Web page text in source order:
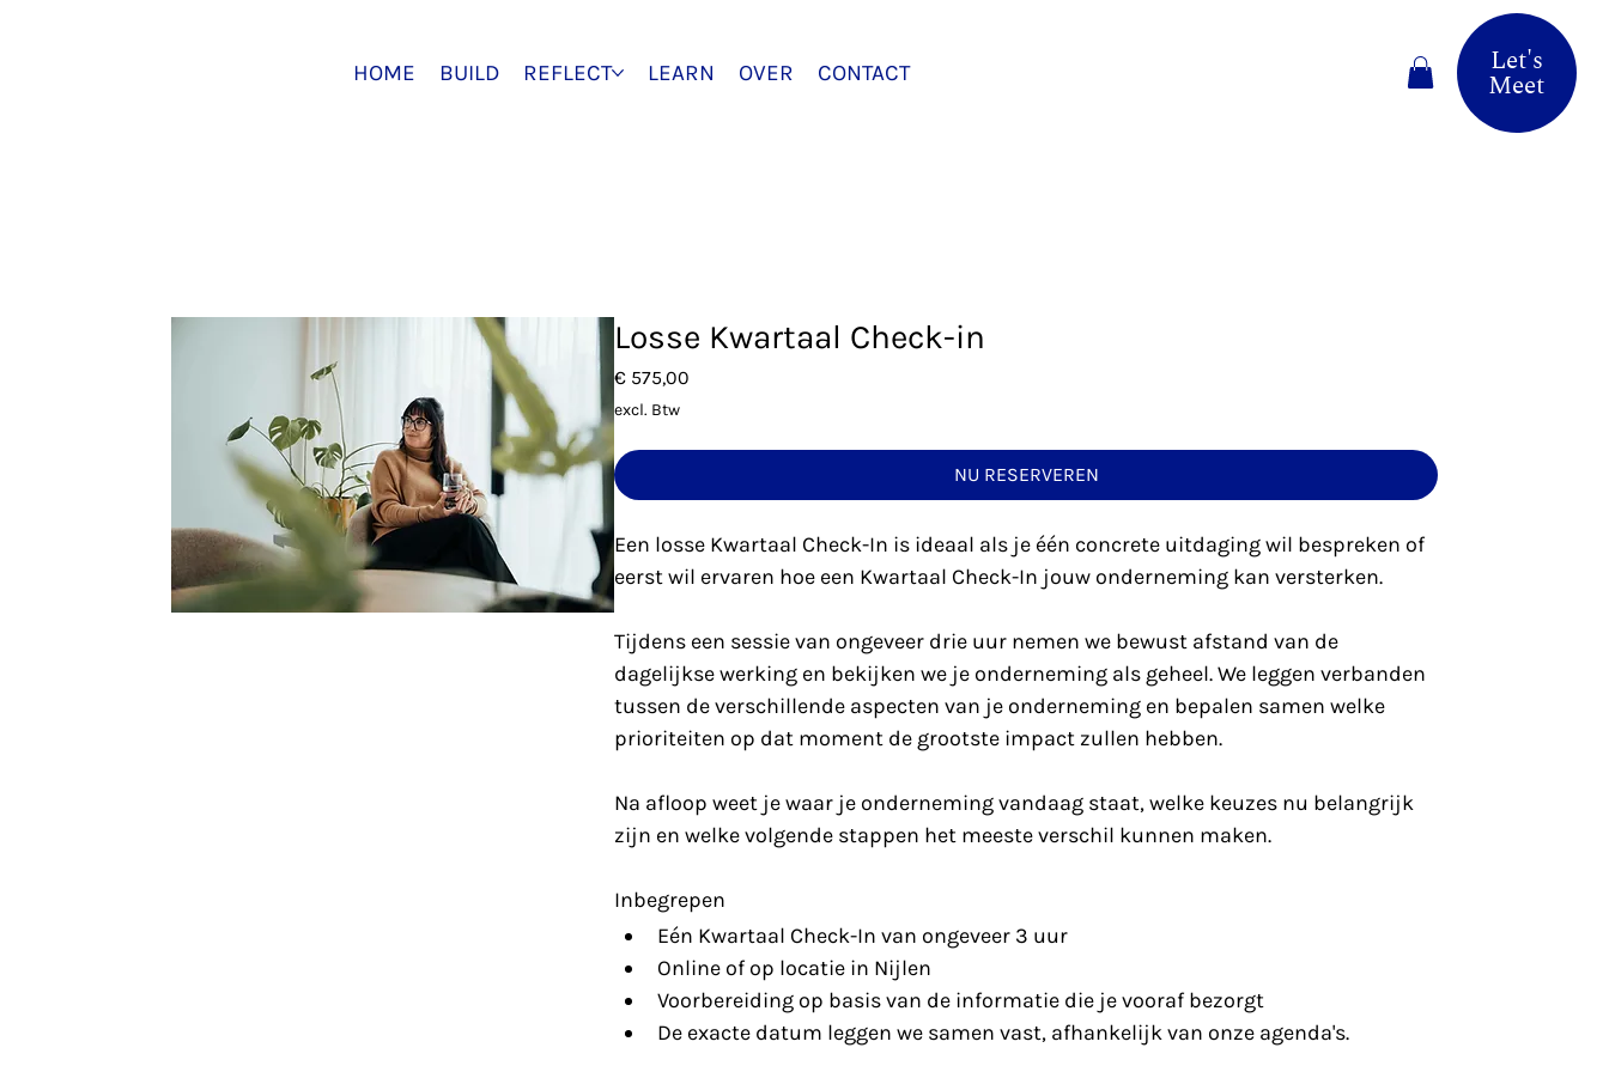
HOME BUILD REFLECT LEARN OVER CONTACT Let's
Meet
Losse Kwartaal Check-in
€ 575,00
excl. Btw
NU RESERVEREN
Een losse Kwartaal Check-In is ideaal als je één concrete uitdaging wil bespreken of
eerst wil ervaren hoe een Kwartaal Check-In jouw onderneming kan versterken.
Tijdens een sessie van ongeveer drie uur nemen we bewust afstand van de
dagelijkse werking en bekijken we je onderneming als geheel. We leggen verbanden
tussen de verschillende aspecten van je onderneming en bepalen samen welke
prioriteiten op dat moment de grootste impact zullen hebben.
Na afloop weet je waar je onderneming vandaag staat, welke keuzes nu belangrijk
zijn en welke volgende stappen het meeste verschil kunnen maken.
Inbegrepen
Eén Kwartaal Check-In van ongeveer 3 uur
Online of op locatie in Nijlen
Voorbereiding op basis van de informatie die je vooraf bezorgt
De exacte datum leggen we samen vast, afhankelijk van onze agenda's.